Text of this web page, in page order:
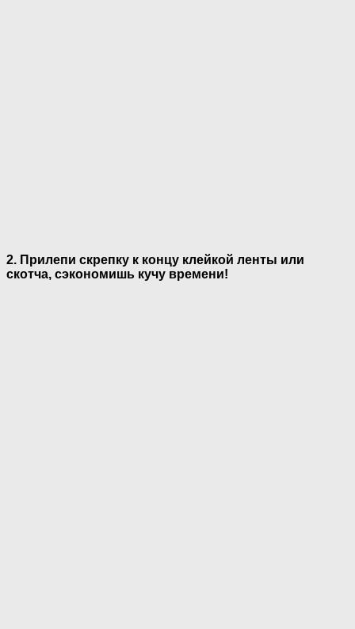
2. Прилепи скрепку к концу клейкой ленты или
скотча, сэкономишь кучу времени!